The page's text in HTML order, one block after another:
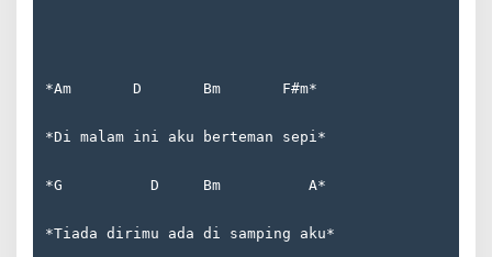
*Am       D       Bm       F#m*
*Di malam ini aku berteman sepi*
*G          D     Bm          A*
*Tiada dirimu ada di samping aku*